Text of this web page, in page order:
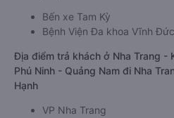
Bến xe Tam Kỳ
Bệnh Viện Đa khoa Vĩnh Đức
Địa điểm trả khách ở Nha Trang -
Phú Ninh - Quảng Nam đi Nha
Hạnh
VP Nha Trang